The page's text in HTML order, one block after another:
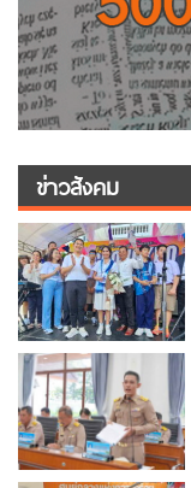
ข่าวสังคม